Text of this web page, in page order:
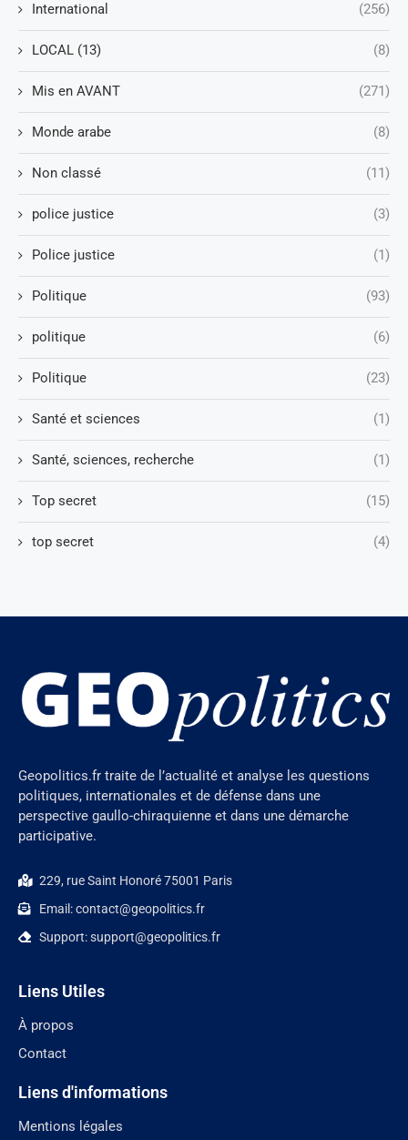
International (256)
LOCAL (13) (8)
Mis en AVANT (271)
Monde arabe (8)
Non classé (11)
police justice (3)
Police justice (1)
Politique (93)
politique (6)
Politique (23)
Santé et sciences (1)
Santé, sciences, recherche (1)
Top secret (15)
top secret (4)
Geopolitics.fr traite de l’actualité et analyse les questions
politiques, internationales et de défense dans une
perspective gaullo-chiraquienne et dans une démarche
participative.
229, rue Saint Honoré 75001 Paris
Email: contact@geopolitics.fr
Support: support@geopolitics.fr
Liens Utiles
À propos
Contact
Liens d'informations
Mentions légales